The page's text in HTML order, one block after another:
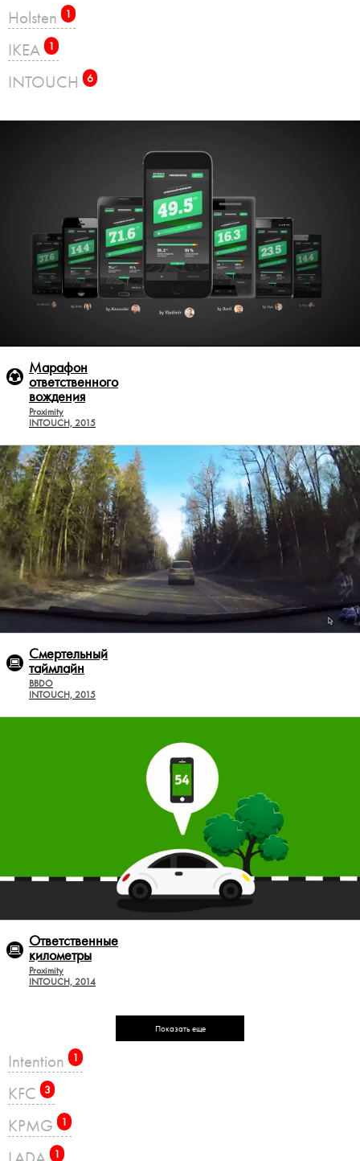
Holsten 1
IKEA 1
INTOUCH 6
Марафон
ответственного
вождения
Proximity
INTOUCH, 2015
Смертельный
таймлайн
BBDO
INTOUCH, 2015
Ответственные
километры
Proximity
INTOUCH, 2014
Показать еще
Intention 1
KFC 3
KPMG 1
1